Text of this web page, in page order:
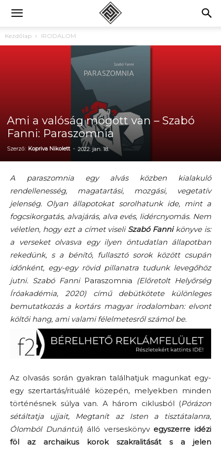
Kezdőlap IRODALOM
Ami a valóság mögött van – Szabó
Fanni: Paraszomnia
Szerző: Kopriva Nikolett - 2022. jan. 18.
A paraszomnia egy alvás közben kialakuló
rendellenesség, magatartási, mozgási, vegetatív
jelenség. Olyan állapotokat sorolhatunk ide, mint a
fogcsikorgatás, alvajárás, alva evés, lidércnyomás. Nem
véletlen, hogy ezt a címet viseli Szabó Fannikönyve is:
a verseket olvasva egy ilyen öntudatlan állapotban
rekedünk, s a bénító, fullasztó sorok között csupán
időnként, egy-egy rövid pillanatra tudunk levegőhöz
jutni. Szabó FanniParaszomnia
(Előretolt Helyőrség
Íróakadémia, 2020) című debütkötete különleges
bemutatkozás a kortárs magyar irodalomban: elvont
költői hang, ami valami félelmetesről számol be.
Az olvasás során gyakran találhatjuk magunkat egy-
egy szertartás/rituálé közepén, melyekben minden
történésnek súlya van. A három ciklusból (Pórázon
sétáltatja ujjait, Megtanít az Isten a tisztátalanra,
Ólomból Dunántúl) álló verseskönyv egyszerre idézi
föl az archaikus korok szakralitását s a jelen